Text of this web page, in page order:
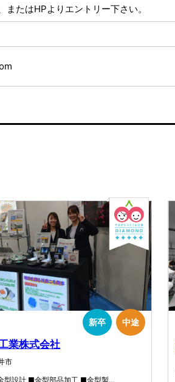
たはHPよりエントリー下さい。
新卒 中途
業株式会社
市
型設計 ■金型部品加工 ■金型製…